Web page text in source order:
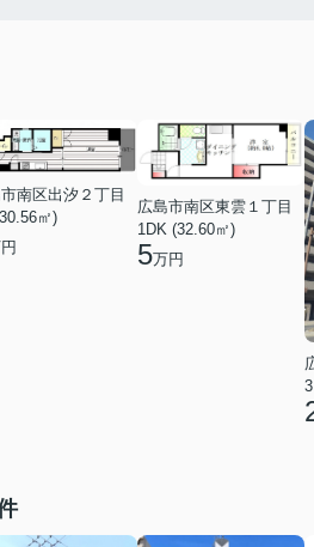
南区出汐２丁目
㎡)
広島市南区東雲１丁目
1DK (32.60㎡)
5万円